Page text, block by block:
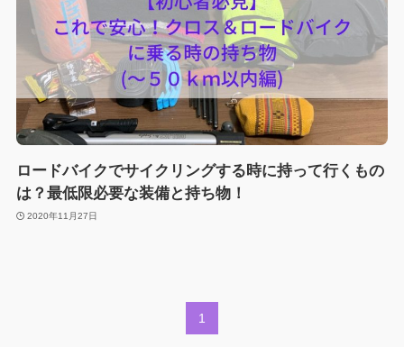
ロードバイクでサイクリングする時に持って行くもの
は？最低限必要な装備と持ち物！
2020年11月27日
1